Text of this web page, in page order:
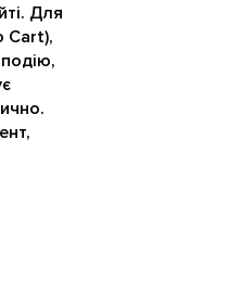
Для
Cart),